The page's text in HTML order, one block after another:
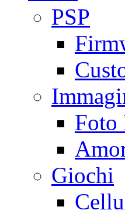
PSP
Foto
Giochi